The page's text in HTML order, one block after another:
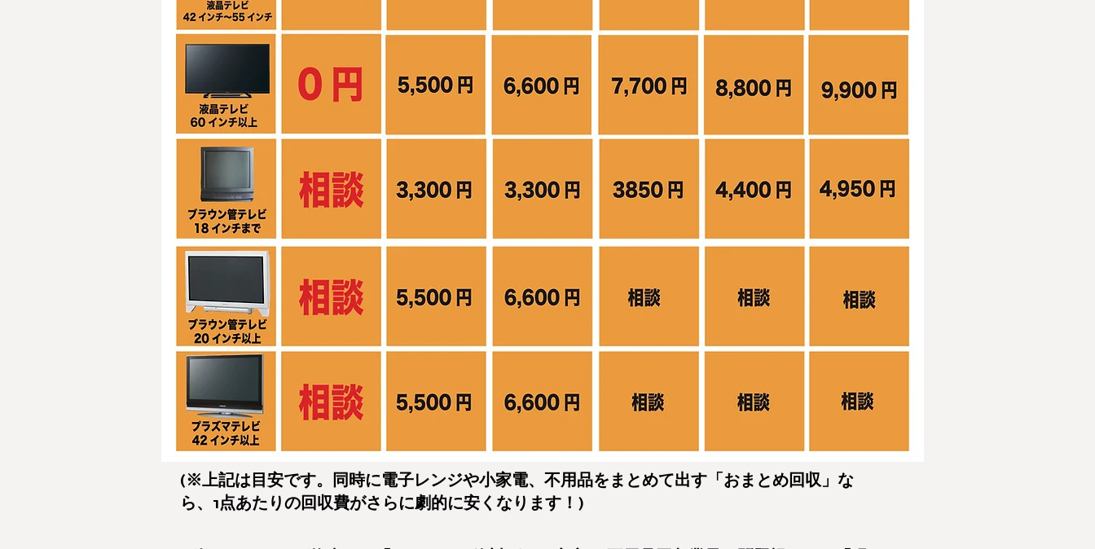
(※上記は目安です。同時に電子レンジや小家電、不用品をまとめて出す「おまとめ回収」な
ら、1点あたりの回収費がさらに劇的に安くなります！)